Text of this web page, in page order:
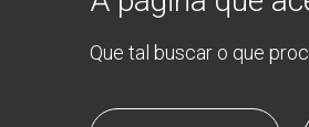
Que tal buscar o que